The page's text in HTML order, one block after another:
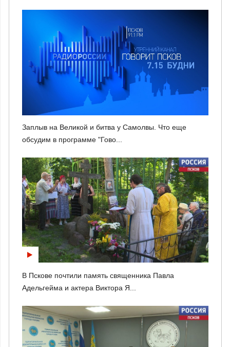
Заплыв на Великой и битва у Самолвы. Что еще
обсудим в программе "Гово...
В Пскове почтили память священника Павла
Адельгейма и актера Виктора Я...